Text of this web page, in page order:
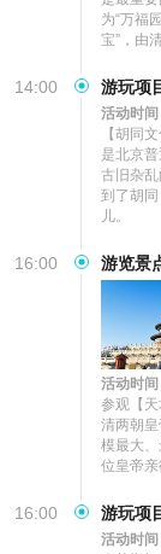
为“万福
宝”，由
14:00 游玩项
活动时
【胡同
是北京
古旧杂
到了胡
儿。
16:00 游览景
活动时
参观【
清两朝
模最大
位皇帝亲
16:00 游玩项
活动时